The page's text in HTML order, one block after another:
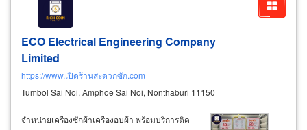
ECO Electrical Engineering Company
Limited
https://www.เปิดร้านสะดวกซัก.com
Tumbol Sai Noi, Amphoe Sai Noi, Nonthaburi 11150
จำหน่ายเครื่องซักผ้าเครื่องอบผ้า พร้อมบริการติด